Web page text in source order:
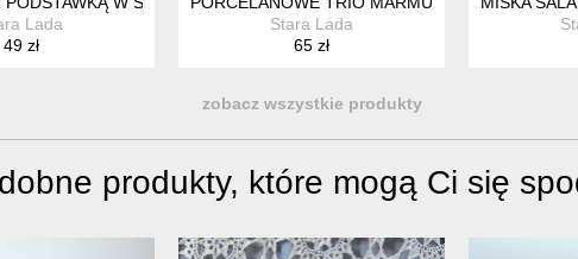
Lada
49 zł
Stara Lada
65 zł
zobacz wszystkie produkty
produkty, które mogą Ci się